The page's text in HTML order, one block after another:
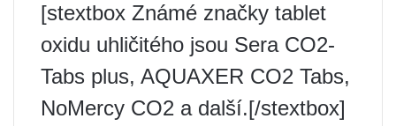
[stextbox Známé značky tablet
oxidu uhličitého jsou Sera CO2-
Tabs plus, AQUAXER CO2 Tabs,
NoMercy CO2 a další.[/stextbox]